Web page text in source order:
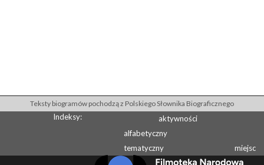
Teksty biogramów pochodzą z Polskiego Słownika Biograficznego
Indeksy:
aktywności
alfabetyczny
tematyczny
miejsc